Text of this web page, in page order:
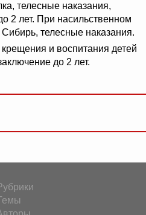
телесные наказания,
2 лет. При насильственном
телесные наказания.
и воспитания детей
до 2 лет.